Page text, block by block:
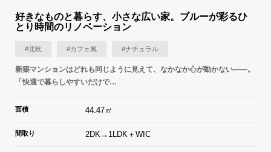
好きなものと暮らす、小さな広い家。ブルーが彩るひ
とり時間のリノベーション
#北欧 #カフェ風 #ナチュラル
新築マンションはどれも同じように見えて、なかなか心が動かない——。
「快適で暮らしやすいだけで…
面積 44.47㎡
間取り 2DK→1LDK＋WIC